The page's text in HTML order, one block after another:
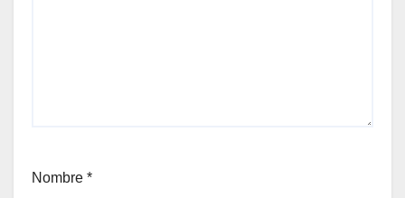
Nombre *